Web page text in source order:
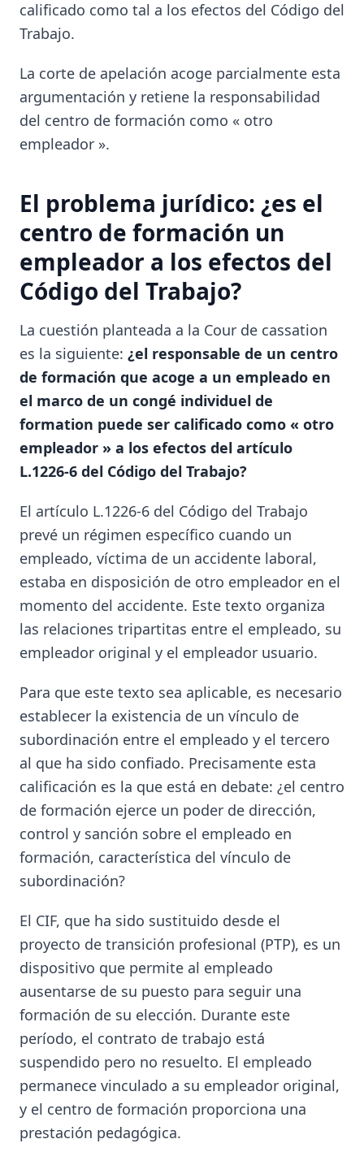
calificado como tal a los efectos del Código del
Trabajo.
La corte de apelación acoge parcialmente esta
argumentación y retiene la responsabilidad
del centro de formación como « otro
empleador ».
El problema jurídico: ¿es el
centro de formación un
empleador a los efectos del
Código del Trabajo?
La cuestión planteada a la Cour de cassation
es la siguiente: ¿el responsable de un centro
de formación que acoge a un empleado en
el marco de un congé individuel de
formation puede ser calificado como « otro
empleador » a los efectos del artículo
L.1226-6 del Código del Trabajo?
El artículo L.1226-6 del Código del Trabajo
prevé un régimen específico cuando un
empleado, víctima de un accidente laboral,
estaba en disposición de otro empleador en el
momento del accidente. Este texto organiza
las relaciones tripartitas entre el empleado, su
empleador original y el empleador usuario.
Para que este texto sea aplicable, es necesario
establecer la existencia de un vínculo de
subordinación entre el empleado y el tercero
al que ha sido confiado. Precisamente esta
calificación es la que está en debate: ¿el centro
de formación ejerce un poder de dirección,
control y sanción sobre el empleado en
formación, característica del vínculo de
subordinación?
El CIF, que ha sido sustituido desde el
proyecto de transición profesional (PTP), es un
dispositivo que permite al empleado
ausentarse de su puesto para seguir una
formación de su elección. Durante este
período, el contrato de trabajo está
suspendido pero no resuelto. El empleado
permanece vinculado a su empleador original,
y el centro de formación proporciona una
prestación pedagógica.